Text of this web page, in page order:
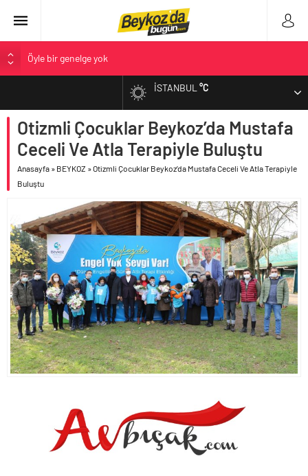
Öyle bir genelge yok
Bülent Arınç, Yüksek İstişare Kurulu görevinden istifa etti
Anadolu Yakası’nın İlk Belediyesi: Beykoz 10. Daire-i Belediye
Kitabı Çıktı
Açlık Sınırı Açıklandı
Sokağa çıkma kısıtlaması genişletildi…
BIST
DOLAR
EURO
İSTANBUL°C
Otizmli Çocuklar Beykoz’da Mustafa
Ceceli Ve Atla Terapiyle Buluştu
Anasayfa » BEYKOZ »Otizmli Çocuklar Beykoz’da Mustafa Ceceli Ve Atla Terapiyle
Buluştu